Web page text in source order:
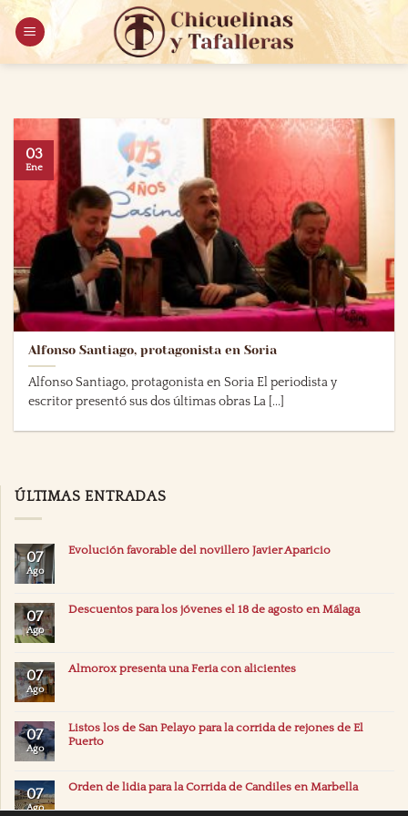
Saltar
contenido
Alfonso Santiago, protagonista en Soria
Alfonso Santiago, protagonista en Soria El periodista y
escritor presentó sus dos últimas obras La [...]
03
Ene
ÚLTIMAS ENTRADAS
07
Ago
Evolución favorable del novillero Javier Aparicio
07
Ago
Descuentos para los jóvenes el 18 de agosto en Málaga
07
Ago
Almorox presenta una Feria con alicientes
07
Ago
Listos los de San Pelayo para la corrida de rejones de El
Puerto
07
Ago
Orden de lidia para la Corrida de Candiles en Marbella